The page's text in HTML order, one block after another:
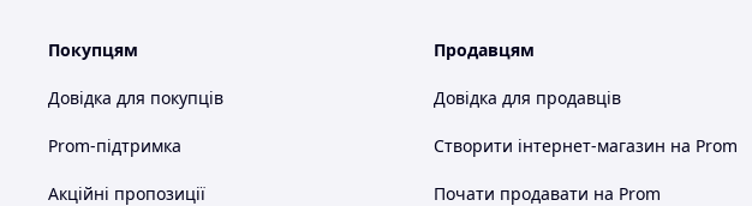
Покупцям
Довідка для покупців
Prom-підтримка
Акційні пропозиції
Продавцям
Довідка для продавців
Створити інтернет-магазин на Prom
Почати продавати на Prom